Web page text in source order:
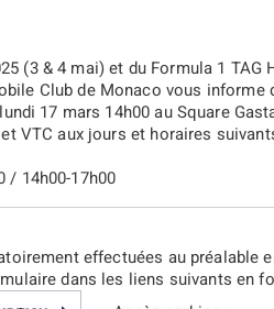
2017 2015
(3 & 4 mai) et du Formula 1 TAG
Club de Monaco vous informe
17 mars 14h00 au Square
VTC aux jours et horaires
/ 14h00-17h00
effectuées au préalable
dans les liens suivants en